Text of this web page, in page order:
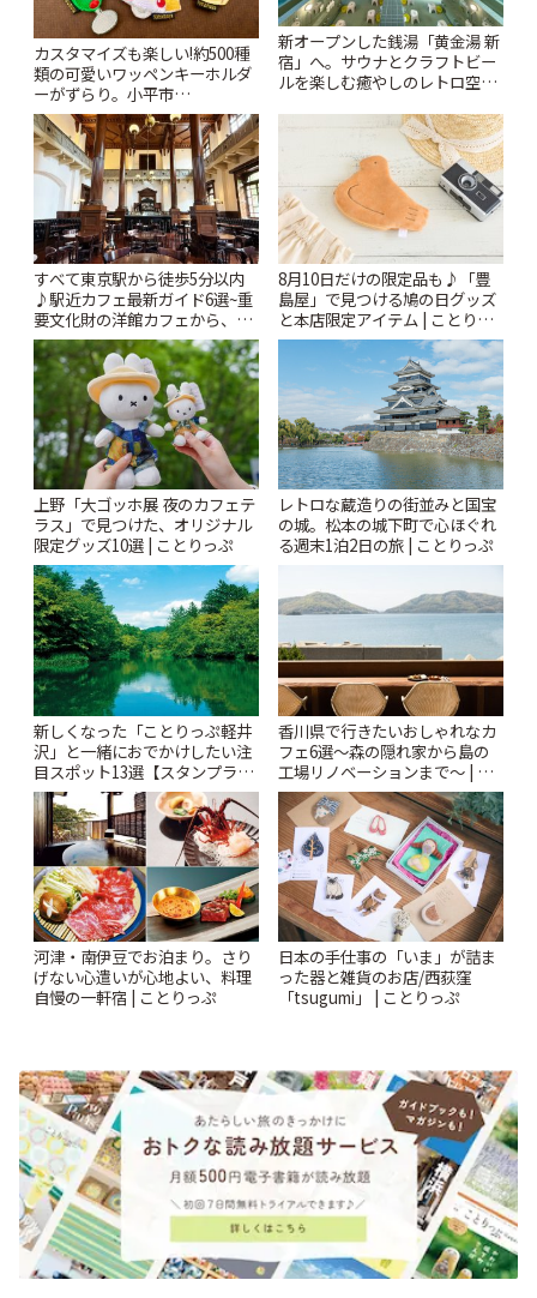
カスタマイズも楽しい!約500種
類の可愛いワッペンキーホルダ
ーがずらり。小平市
「Kimamaya T&K」 | ことりっ
ぷ
新オープンした銭湯「黄金湯 新
宿」へ。サウナとクラフトビー
ルを楽しむ癒やしのレトロ空間
すべて東京駅から徒歩5分以内
♪駅近カフェ最新ガイド6選~重
要文化財の洋館カフェから、改
札すぐのレトロ喫茶まで~ | こと
りっぷ
8月10日だけの限定品も♪「豊
島屋」で見つける鳩の日グッズ
と本店限定アイテム | ことりっ
ぷ
上野「大ゴッホ展 夜のカフェテ
ラス」で見つけた、オリジナル
限定グッズ10選 | ことりっぷ
レトロな蔵造りの街並みと国宝
の城。松本の城下町で心ほぐれ
る週末1泊2日の旅 | ことりっぷ
新しくなった「ことりっぷ軽井
沢」と一緒におでかけしたい注
目スポット13選【スタンプラリ
ー開催中】 | ことりっぷ
香川県で行きたいおしゃれなカ
フェ6選〜森の隠れ家から島の
工場リノベーションまで〜 | こ
とりっぷ
河津・南伊豆でお泊まり。さり
げない心遣いが心地よい、料理
自慢の一軒宿 | ことりっぷ
日本の手仕事の「いま」が詰ま
った器と雑貨のお店/西荻窪
「tsugumi」 | ことりっぷ